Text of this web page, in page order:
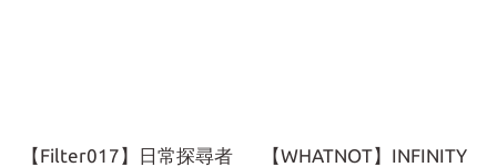
【Filter017】日常探尋者
【WHATNOT】INFINITY